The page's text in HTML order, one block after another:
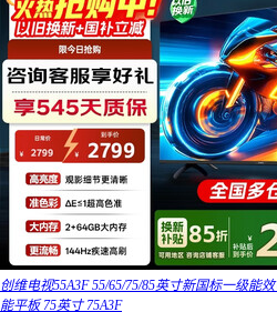
创维电视55A3F 55/65/75/85英寸新国标一级能
能平板 75英寸 75A3F